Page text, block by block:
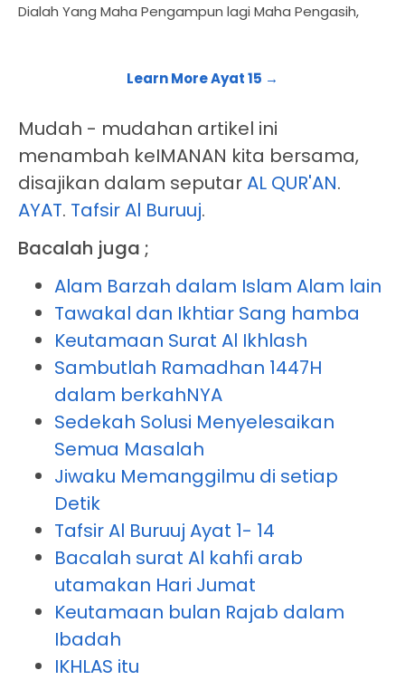
Dialah Yang Maha Pengampun lagi Maha Pengasih,
Learn More Ayat 15 →
Mudah - mudahan artikel ini
menambah keIMANAN kita bersama,
disajikan dalam seputarAL QUR'AN.
AYAT. Tafsir Al Buruuj.
Bacalah juga ;
Alam Barzah dalam Islam Alam lain
Tawakal dan Ikhtiar Sang hamba
Keutamaan Surat Al Ikhlash
Sambutlah Ramadhan 1447H
dalam berkahNYA
Sedekah Solusi Menyelesaikan
Semua Masalah
Jiwaku Memanggilmu di setiap
Detik
Tafsir Al Buruuj Ayat 1- 14
Bacalah surat Al kahfi arab
utamakan Hari Jumat
Keutamaan bulan Rajab dalam
Ibadah
IKHLAS itu